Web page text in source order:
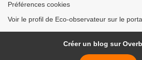
Préférences cookies
Voir le profil de Eco-observateur sur le
Créer un blog sur